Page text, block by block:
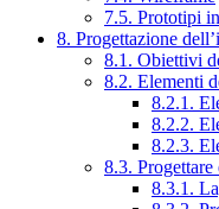
7.5. Prototipi
8. Progettazione
8.1. Obiettivi
8.2. Elementi
8.2.1.
8.2.2.
8.2.3.
8.3. Progettare
8.3.1.